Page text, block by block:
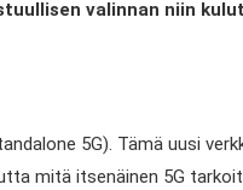
valinnan niin
5G). Tämä uusi
mitä itsenäinen 5G